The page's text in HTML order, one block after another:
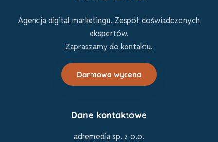
Agencja digital marketingu. Zespół doświadczonych
ekspertów.
Zapraszamy do kontaktu.
Darmowa wycena
Dane kontaktowe
adremedia sp. z o.o.